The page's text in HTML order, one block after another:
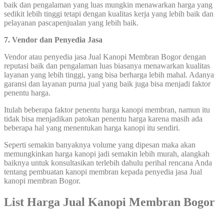
baik dan pengalaman yang luas mungkin menawarkan harga yang
sedikit lebih tinggi tetapi dengan kualitas kerja yang lebih baik dan
pelayanan pascapenjualan yang lebih baik.
7. Vendor dan Penyedia Jasa
Vendor atau penyedia jasa Jual Kanopi Membran Bogor dengan
reputasi baik dan pengalaman luas biasanya menawarkan kualitas
layanan yang lebih tinggi, yang bisa berharga lebih mahal. Adanya
garansi dan layanan purna jual yang baik juga bisa menjadi faktor
penentu harga.
Itulah beberapa faktor penentu harga kanopi membran, namun itu
tidak bisa menjadikan patokan penentu harga karena masih ada
beberapa hal yang menentukan harga kanopi itu sendiri.
Seperti semakin banyaknya volume yang dipesan maka akan
memungkinkan harga kanopi jadi semakin lebih murah, alangkah
baiknya untuk konsultasikan terlebih dahulu perihal rencana Anda
tentang pembuatan kanopi membran kepada penyedia jasa Jual
kanopi membran Bogor.
List Harga Jual Kanopi Membran Bogor